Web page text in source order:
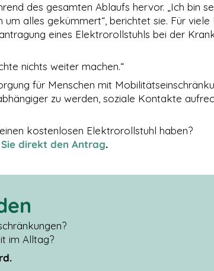
des gesamten Ablaufs hervor. „Ich bin
alles gekümmert“, berichtet sie. Für
eines Elektrorollstuhls bei der
nichts weiter machen.“
für Menschen mit
zu werden, soziale Kontakte
kostenlosen Elektrorollstuhl haben?
direkt den Antrag.
im Alltag?